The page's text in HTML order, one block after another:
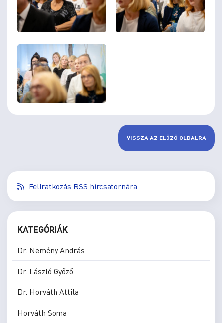
VISSZA AZ ELŐZŐ OLDALRA
Feliratkozás RSS hírcsatornára
KATEGÓRIÁK
Dr. Nemény András
Dr. László Győző
Dr. Horváth Attila
Horváth Soma